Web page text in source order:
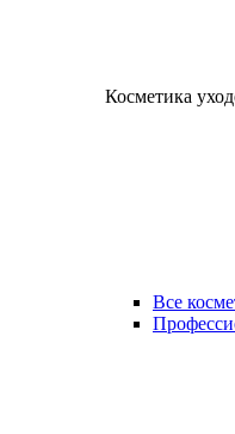
Косметика
Все